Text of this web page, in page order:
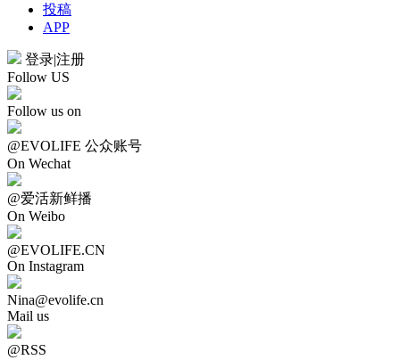
投稿
APP
登录|注册
Follow US
Follow us on
@EVOLIFE 公众账号
On Wechat
@爱活新鲜播
On Weibo
@EVOLIFE.CN
On Instagram
Nina@evolife.cn
Mail us
@RSS